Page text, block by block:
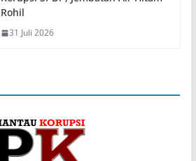
Rohil
31 Juli 2026